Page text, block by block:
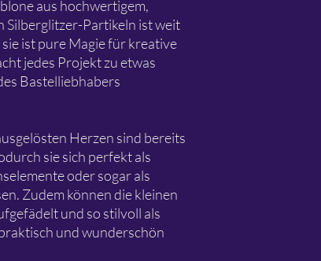
aus hochwertigem,
Silberglitzer-Partikeln ist weit
ist pure Magie für kreative
jedes Projekt zu etwas
Bastelliebhabers
Herzen sind bereits
sie sich perfekt als
oder sogar als
Zudem können die kleinen
und so stilvoll als
und wunderschön